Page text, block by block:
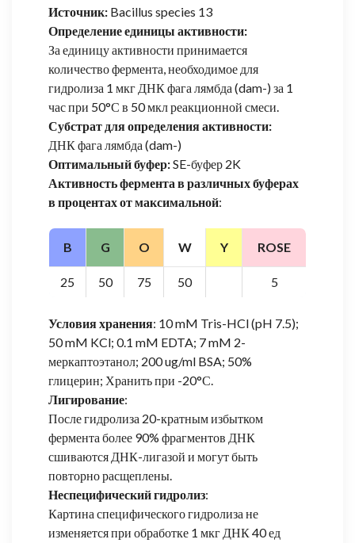
Источник: Bacillus species 13
Определение единицы активности:
За единицу активности принимается
количество фермента, необходимое для
гидролиза 1 мкг ДНК фага лямбда (dam-) за 1
час при 50°С в 50 мкл реакционной смеси.
Субстрат для определения активности:
ДНК фага лямбда (dam-)
Оптимальный буфер:SE-буфер 2K
Активность фермента в различных буферах
в процентах от максимальной:
B G O W Y ROSE
25 50 75 50 5
Условия хранения: 10 mM Tris-HCl (pH 7.5);
50 mM KCl; 0.1 mM EDTA; 7 mM 2-
меркаптоэтанол; 200 ug/ml BSA; 50%
глицерин; Хранить при -20°С.
Лигирование:
После гидролиза 20-кратным избытком
фермента более 90% фрагментов ДНК
сшиваются ДНК-лигазой и могут быть
повторно расщеплены.
Неспецифический гидролиз:
Картина специфического гидролиза не
изменяется при обработке 1 мкг ДНК 40 ед